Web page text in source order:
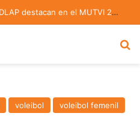
Estudiantes STEM de la UDLAP destacan en el MUTVI 2026
voleibol
voleibol femenil